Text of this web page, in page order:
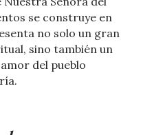
se construye en
no solo un gran
sino también un
del pueblo